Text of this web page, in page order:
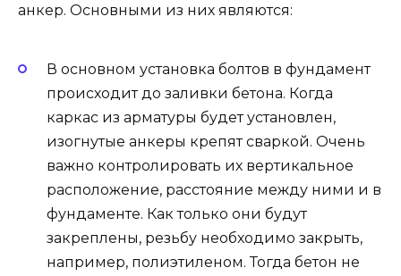
анкер. Основными из них являются:
В основном установка болтов в фундамент
происходит до заливки бетона. Когда
каркас из арматуры будет установлен,
изогнутые анкеры крепят сваркой. Очень
важно контролировать их вертикальное
расположение, расстояние между ними и в
фундаменте. Как только они будут
закреплены, резьбу необходимо закрыть,
например, полиэтиленом. Тогда бетон не